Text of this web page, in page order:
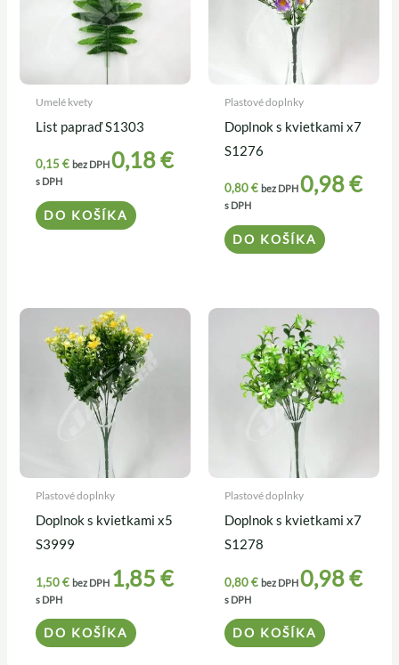
Umelé kvety
List papraď S1303
0,15€ bez DPH 0,18€
s DPH
DO KOŠÍKA
Plastové doplnky
Doplnok s kvietkami x7
S1276
0,80€ bez DPH 0,98€
s DPH
DO KOŠÍKA
Plastové doplnky
Doplnok s kvietkami x5
S3999
1,50€ bez DPH 1,85 €
s DPH
DO KOŠÍKA
Plastové doplnky
Doplnok s kvietkami x7
S1278
0,80€ bez DPH0,98€
s DPH
DO KOŠÍKA